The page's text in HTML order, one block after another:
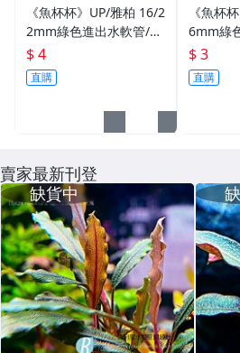
《魚杯杯》UP/雅柏 16/2
2mm綠色進出水軟管/10
cm【16/22mm*10c
m】圓桶軟管-進出水軟
管
$ 4
直購
《魚杯
6mm綠
cm【12/
m】圓桶
$ 3
直購
賣家最新刊登